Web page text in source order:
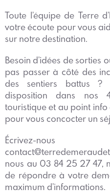
Toute l’équipe de Terre
votre écoute pour vous
sur notre destination.
Besoin d’idées de sorties
pas passer à côté des
des sentiers battus ?
disposition dans nos
touristique et au point
pour vous concocter un
Écrivez-
nous au 03 84 25 27 47,
de répondre à votre
maximum d’informations.